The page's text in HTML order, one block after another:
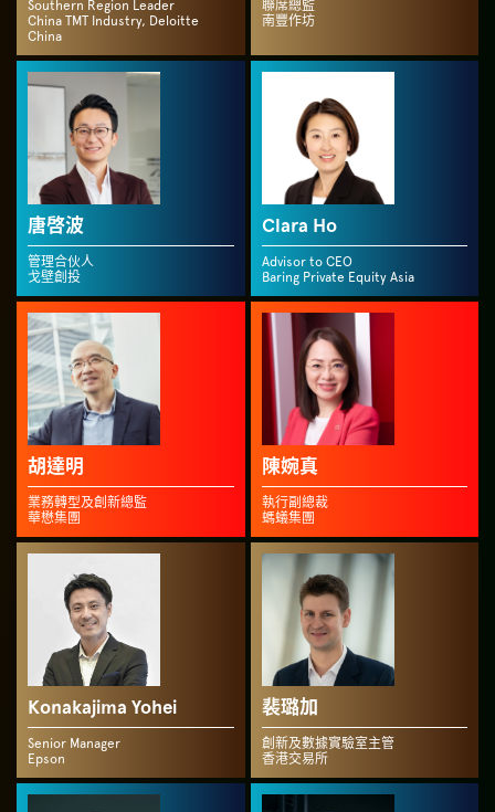
Southern Region Leader
China TMT Industry, Deloitte
China
聯席總監
南豐作坊
唐啓波
管理合伙人
戈壁創投
Clara Ho
Advisor to CEO
Baring Private Equity Asia
胡達明
業務轉型及創新總監
華懋集團
陳婉真
執行副總裁
螞蟻集團
Konakajima Yohei
Senior Manager
Epson
裴璐加
創新及數據實驗室主管
香港交易所